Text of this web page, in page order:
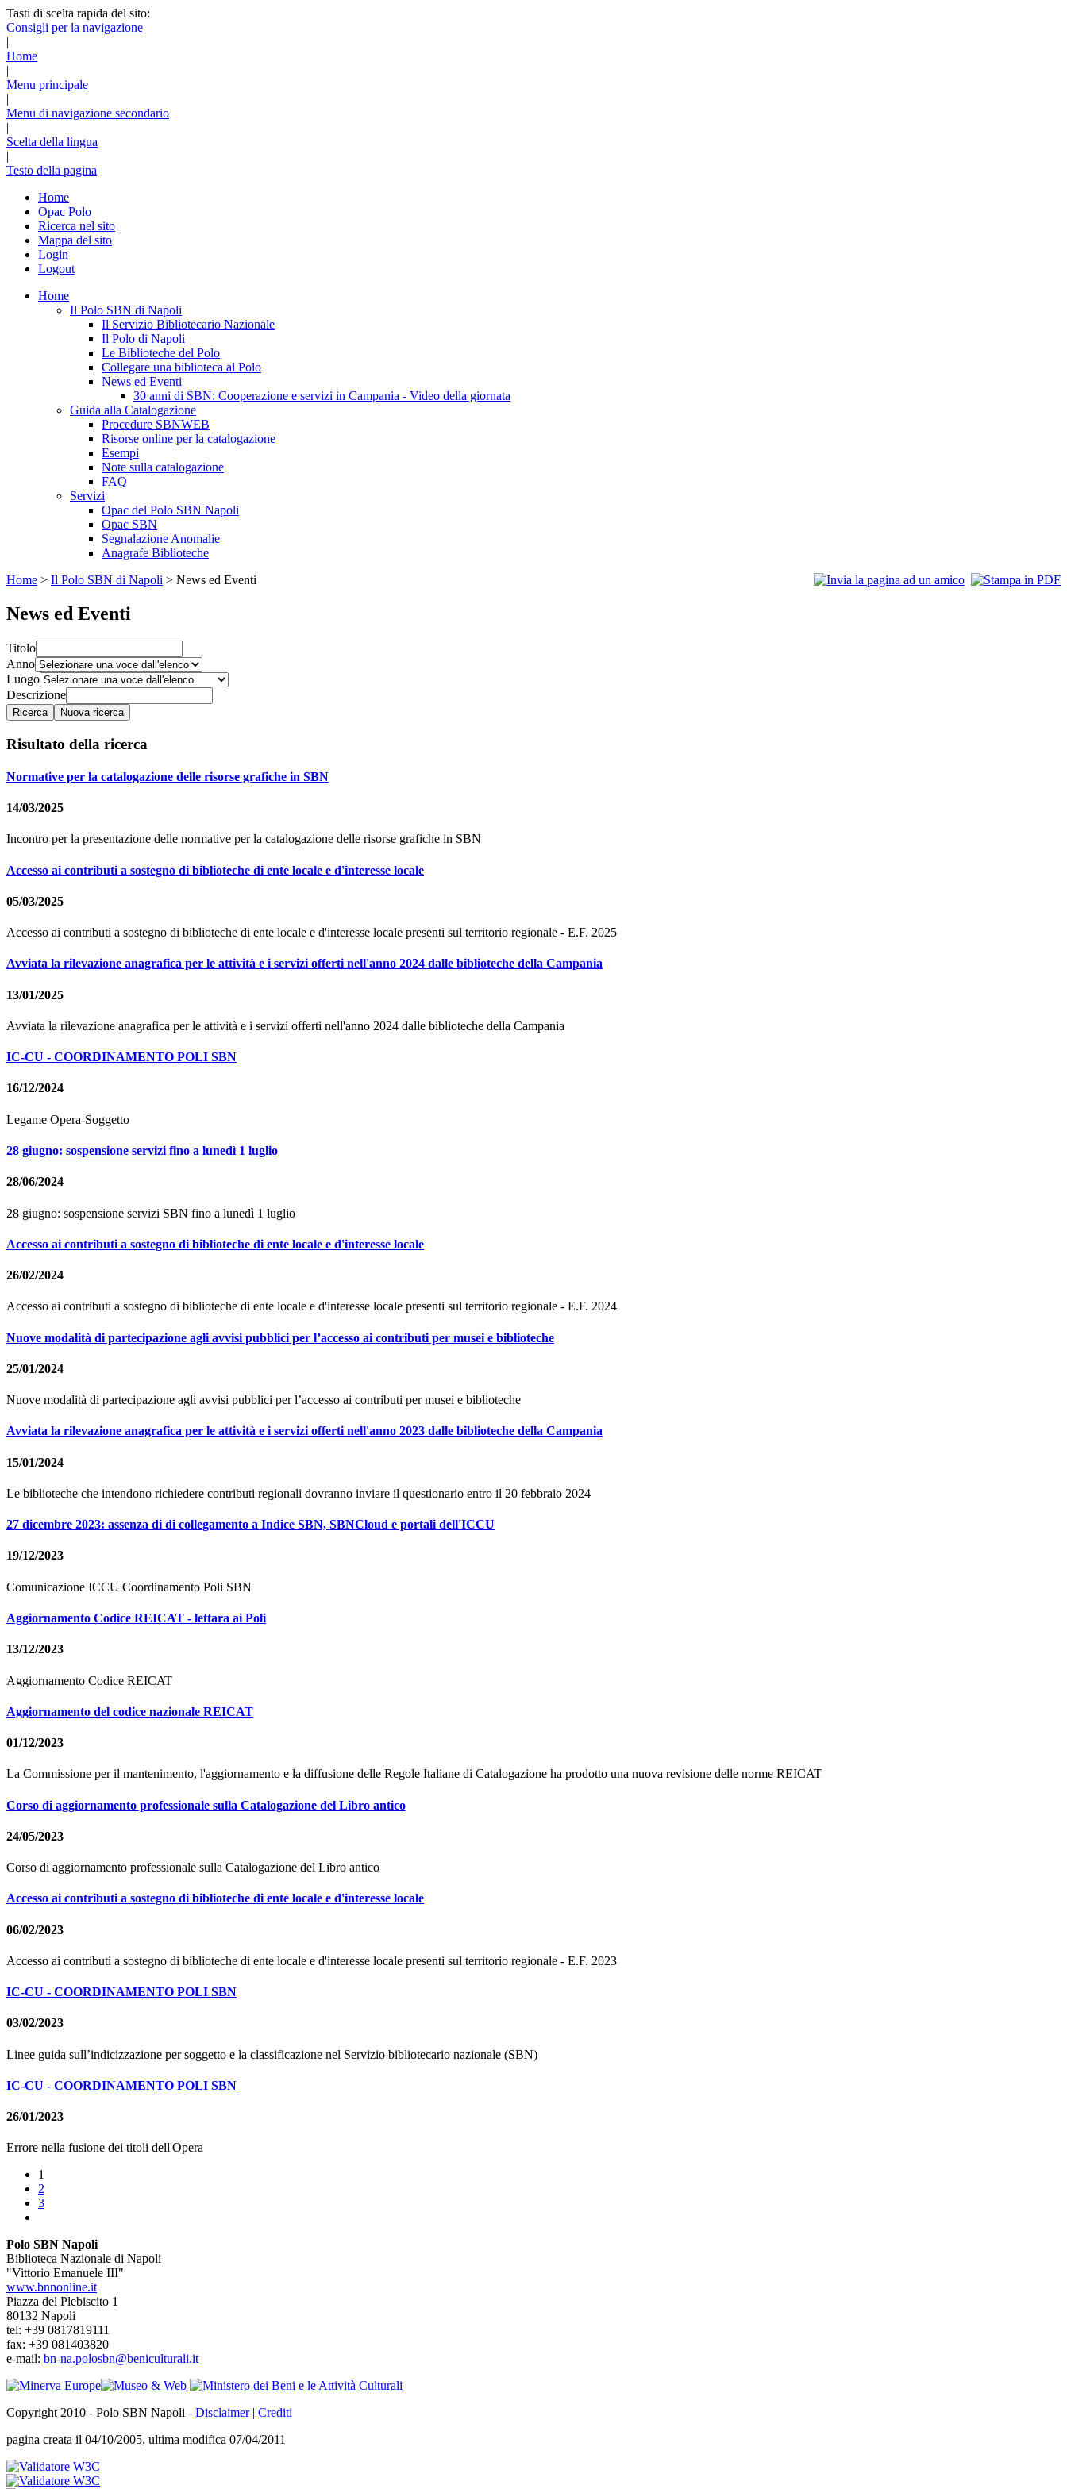
Tasti di scelta rapida del sito:
Consigli per la navigazione
|
Home
|
Menu principale
|
Menu di navigazione secondario
|
Scelta della lingua
|
Testo della pagina
Home
Opac Polo
Ricerca nel sito
Mappa del sito
Login
Logout
Home
Il Polo SBN di Napoli
Il Servizio Bibliotecario Nazionale
Il Polo di Napoli
Le Biblioteche del Polo
Collegare una biblioteca al Polo
News ed Eventi
30 anni di SBN: Cooperazione e servizi in Campania - Video della giornata
Guida alla Catalogazione
Procedure SBNWEB
Risorse online per la catalogazione
Esempi
Note sulla catalogazione
FAQ
Servizi
Opac del Polo SBN Napoli
Opac SBN
Segnalazione Anomalie
Anagrafe Biblioteche
Home > Il Polo SBN di Napoli > News ed Eventi
News ed Eventi
Titolo
Anno
Luogo
Descrizione
Risultato della ricerca
Normative per la catalogazione delle risorse grafiche in SBN
14/03/2025
Incontro per la presentazione delle normative per la catalogazione delle risorse grafiche in SBN
Accesso ai contributi a sostegno di biblioteche di ente locale e d'interesse locale
05/03/2025
Accesso ai contributi a sostegno di biblioteche di ente locale e d'interesse locale presenti sul territorio regionale - E.F. 2025
Avviata la rilevazione anagrafica per le attività e i servizi offerti nell'anno 2024 dalle biblioteche della Campania
13/01/2025
Avviata la rilevazione anagrafica per le attività e i servizi offerti nell'anno 2024 dalle biblioteche della Campania
IC-CU - COORDINAMENTO POLI SBN
16/12/2024
Legame Opera-Soggetto
28 giugno: sospensione servizi fino a lunedì 1 luglio
28/06/2024
28 giugno: sospensione servizi SBN fino a lunedì 1 luglio
Accesso ai contributi a sostegno di biblioteche di ente locale e d'interesse locale
26/02/2024
Accesso ai contributi a sostegno di biblioteche di ente locale e d'interesse locale presenti sul territorio regionale - E.F. 2024
Nuove modalità di partecipazione agli avvisi pubblici per l’accesso ai contributi per musei e biblioteche
25/01/2024
Nuove modalità di partecipazione agli avvisi pubblici per l’accesso ai contributi per musei e biblioteche
Avviata la rilevazione anagrafica per le attività e i servizi offerti nell'anno 2023 dalle biblioteche della Campania
15/01/2024
Le biblioteche che intendono richiedere contributi regionali dovranno inviare il questionario entro il 20 febbraio 2024
27 dicembre 2023: assenza di di collegamento a Indice SBN, SBNCloud e portali dell'ICCU
19/12/2023
Comunicazione ICCU Coordinamento Poli SBN
Aggiornamento Codice REICAT - lettara ai Poli
13/12/2023
Aggiornamento Codice REICAT
Aggiornamento del codice nazionale REICAT
01/12/2023
La Commissione per il mantenimento, l'aggiornamento e la diffusione delle Regole Italiane di Catalogazione ha prodotto una nuova revisione delle norme REICAT
Corso di aggiornamento professionale sulla Catalogazione del Libro antico
24/05/2023
Corso di aggiornamento professionale sulla Catalogazione del Libro antico
Accesso ai contributi a sostegno di biblioteche di ente locale e d'interesse locale
06/02/2023
Accesso ai contributi a sostegno di biblioteche di ente locale e d'interesse locale presenti sul territorio regionale - E.F. 2023
IC-CU - COORDINAMENTO POLI SBN
03/02/2023
Linee guida sull’indicizzazione per soggetto e la classificazione nel Servizio bibliotecario nazionale (SBN)
IC-CU - COORDINAMENTO POLI SBN
26/01/2023
Errore nella fusione dei titoli dell'Opera
1
2
3
Polo SBN Napoli
Biblioteca Nazionale di Napoli
"Vittorio Emanuele III"
www.bnnonline.it
Piazza del Plebiscito 1
80132 Napoli
tel: +39 0817819111
fax: +39 081403820
e-mail: bn-na.polosbn@beniculturali.it
Copyright 2010 - Polo SBN Napoli - Disclaimer| Crediti
pagina creata il 04/10/2005, ultima modifica 07/04/2011